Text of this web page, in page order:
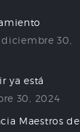
diciembre 30,
ya está
30, 2024
Maestros de